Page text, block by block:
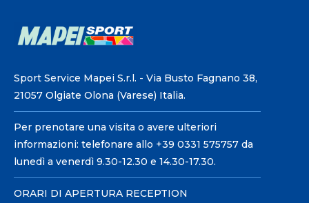
Sport Service Mapei S.r.l. - Via Busto Fagnano 38,
21057 Olgiate Olona (Varese) Italia.
Per prenotare una visita o avere ulteriori
informazioni: telefonare allo +39 0331 575757 da
lunedì a venerdì 9.30-12.30 e 14.30-17.30.
ORARI DI APERTURA RECEPTION